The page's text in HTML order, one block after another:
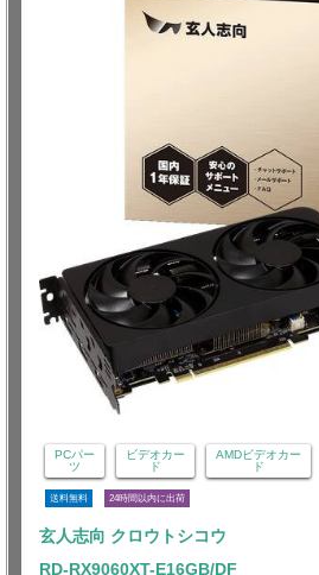
PCパー
ツ
ビデオカー
ド
AMDビデオカー
ド
送料無料 24時間以内に出荷
玄人志向 クロウトシコウ
RD-RX9060XT-E16GB/DF